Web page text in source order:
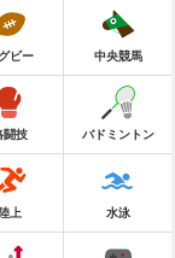
ビー 中央競馬
闘技 バドミントン
陸上 水泳